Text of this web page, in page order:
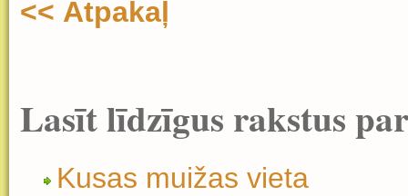
<< Atpakaļ
Lasīt līdzīgus rakstus
Kusas muižas vieta